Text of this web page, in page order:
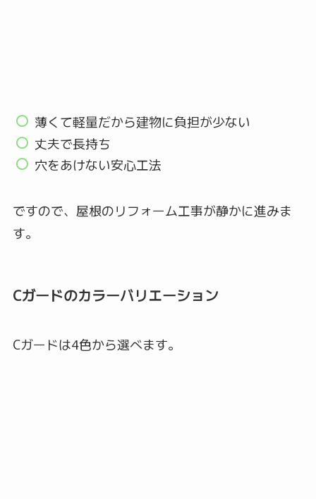
薄くて軽量だから建物に負担が少ない
丈夫で長持ち
穴をあけない安心工法
ですので、屋根のリフォーム工事が静かに進みま
す。
Cガードのカラーバリエーション
Cガードは4色から選べます。